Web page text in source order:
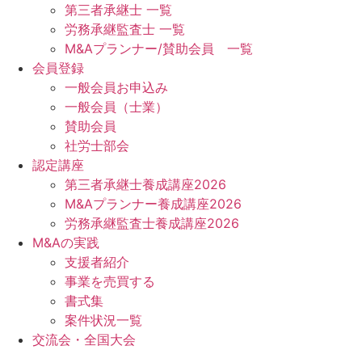
第三者承継士 一覧
労務承継監査士 一覧
M&Aプランナー/賛助会員 一覧
会員登録
一般会員お申込み
一般会員（士業）
賛助会員
社労士部会
認定講座
第三者承継士養成講座2026
M&Aプランナー養成講座2026
労務承継監査士養成講座2026
M&Aの実践
支援者紹介
事業を売買する
書式集
案件状況一覧
交流会・全国大会